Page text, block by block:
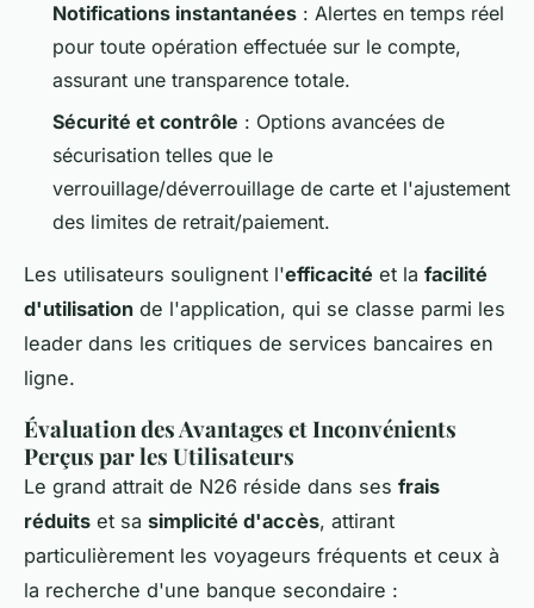
Notifications instantanées : Alertes en temps réel
pour toute opération effectuée sur le compte,
assurant une transparence totale.
Sécurité et contrôle : Options avancées de
sécurisation telles que le
verrouillage/déverrouillage de carte et l'ajustement
des limites de retrait/paiement.
Les utilisateurs soulignent l'efficacité et la facilité
d'utilisation de l'application, qui se classe parmi les
leader dans les critiques de services bancaires en
ligne.
Évaluation des Avantages et Inconvénients
Perçus par les Utilisateurs
Le grand attrait de N26 réside dans ses frais
réduits et sa simplicité d'accès, attirant
particulièrement les voyageurs fréquents et ceux à
la recherche d'une banque secondaire :